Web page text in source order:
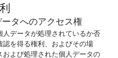
タへのアクセス権
データが処理されているか否
を得る権利、およびその場
よび処理された個人データの